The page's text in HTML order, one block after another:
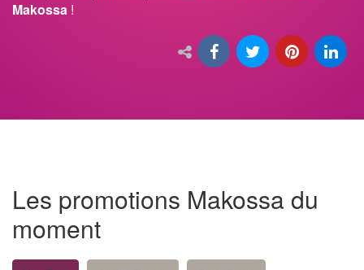
Makossa !
Les promotions Makossa du
moment